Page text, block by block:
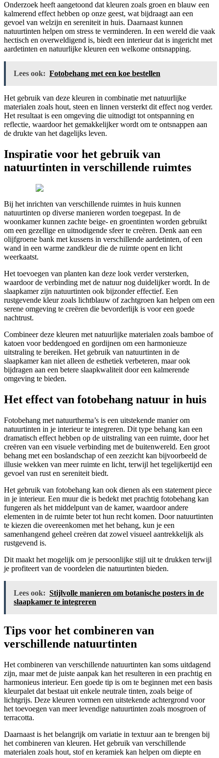
Onderzoek heeft aangetoond dat kleuren zoals groen en blauw een
kalmerend effect hebben op onze geest, wat bijdraagt aan een
gevoel van welzijn en sereniteit in huis. Daarnaast kunnen
natuurtinten helpen om stress te verminderen. In een wereld die vaak
hectisch en overweldigend is, biedt een interieur dat is ingericht met
aardetinten en natuurlijke kleuren een welkome ontsnapping.
Lees ook: Fotobehang met een koe bestellen
Het gebruik van deze kleuren in combinatie met natuurlijke
materialen zoals hout, steen en linnen versterkt dit effect nog verder.
Het resultaat is een omgeving die uitnodigt tot ontspanning en
reflectie, waardoor het gemakkelijker wordt om te ontsnappen aan
de drukte van het dagelijks leven.
Inspiratie voor het gebruik van
natuurtinten in verschillende ruimtes
Bij het inrichten van verschillende ruimtes in huis kunnen
natuurtinten op diverse manieren worden toegepast. In de
woonkamer kunnen zachte beige- en groentinten worden gebruikt
om een gezellige en uitnodigende sfeer te creëren. Denk aan een
olijfgroene bank met kussens in verschillende aardetinten, of een
wand in een warme zandkleur die de ruimte opent en licht
weerkaatst.
Het toevoegen van planten kan deze look verder versterken,
waardoor de verbinding met de natuur nog duidelijker wordt. In de
slaapkamer zijn natuurtinten ook bijzonder effectief. Een
rustgevende kleur zoals lichtblauw of zachtgroen kan helpen om een
serene omgeving te creëren die bevorderlijk is voor een goede
nachtrust.
Combineer deze kleuren met natuurlijke materialen zoals bamboe of
katoen voor beddengoed en gordijnen om een harmonieuze
uitstraling te bereiken. Het gebruik van natuurtinten in de
slaapkamer kan niet alleen de esthetiek verbeteren, maar ook
bijdragen aan een betere slaapkwaliteit door een kalmerende
omgeving te bieden.
Het effect van fotobehang natuur in huis
Fotobehang met natuurthema’s is een uitstekende manier om
natuurtinten in je interieur te integreren. Dit type behang kan een
dramatisch effect hebben op de uitstraling van een ruimte, door het
creëren van een visuele verbinding met de buitenwereld. Een groot
behang met een boslandschap of een zeezicht kan bijvoorbeeld de
illusie wekken van meer ruimte en licht, terwijl het tegelijkertijd een
gevoel van rust en sereniteit biedt.
Het gebruik van fotobehang kan ook dienen als een statement piece
in je interieur. Een muur die is bedekt met prachtig fotobehang kan
fungeren als het middelpunt van de kamer, waardoor andere
elementen in de ruimte beter tot hun recht komen. Door natuurtinten
te kiezen die overeenkomen met het behang, kun je een
samenhangend geheel creëren dat zowel visueel aantrekkelijk als
rustgevend is.
Dit maakt het mogelijk om je persoonlijke stijl uit te drukken terwijl
je profiteert van de voordelen die natuurtinten bieden.
Lees ook: Stijlvolle manieren om botanische posters in de
slaapkamer te integreren
Tips voor het combineren van
verschillende natuurtinten
Het combineren van verschillende natuurtinten kan soms uitdagend
zijn, maar met de juiste aanpak kan het resulteren in een prachtig en
harmonieus interieur. Een goede tip is om te beginnen met een basis
kleurpalet dat bestaat uit enkele neutrale tinten, zoals beige of
lichtgrijs. Deze kleuren vormen een uitstekende achtergrond voor
het toevoegen van meer levendige natuurtinten zoals mosgroen of
terracotta.
Daarnaast is het belangrijk om variatie in textuur aan te brengen bij
het combineren van kleuren. Het gebruik van verschillende
materialen zoals hout, stof en keramiek kan helpen om diepte en